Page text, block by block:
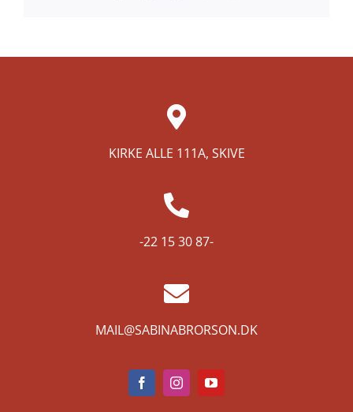
KIRKE ALLE 111A, SKIVE
-22 15 30 87-
MAIL@SABINABRORSON.DK